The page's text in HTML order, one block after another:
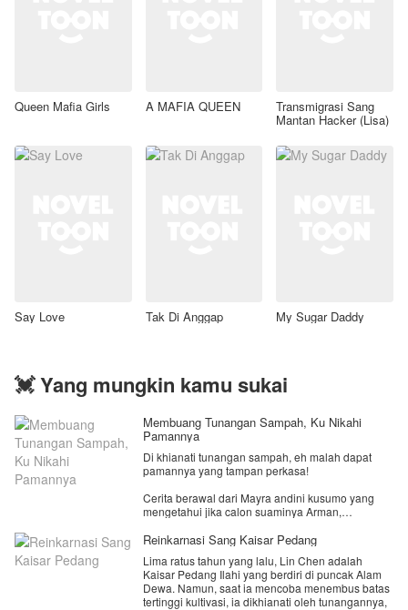
Queen Mafia Girls A MAFIA QUEEN Transmigrasi Sang
Mantan Hacker (Lisa)
Say Love Tak Di Anggap My Sugar Daddy
💓 Yang mungkin kamu sukai
Membuang Tunangan Sampah, Ku Nikahi
Pamannya
Di khianati tunangan sampah, eh malah dapat
pamannya yang tampan perkasa!
Cerita berawal dari Mayra andini kusumo yang
mengetahui jika calon suaminya Arman,
paman dari Arman untuk menikah dengan nya,
yang kebetulan menjadi tamu di pernikahan
keponakannya. Dan mayra juga membongkar
perselingkuhan arman dan Zakia yang di lakukan
Reinkarnasi Sang Kaisar Pedang
Lima ratus tahun yang lalu, Lin Chen adalah
Kaisar Pedang Ilahi yang berdiri di puncak Alam
Dewa. Namun, saat ia mencoba menembus batas
tertinggi kultivasi, ia dikhianati oleh tunangannya,